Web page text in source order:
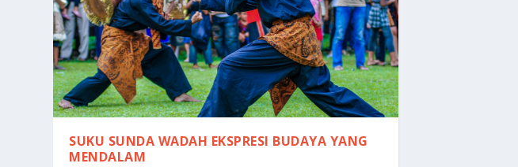
SUKU SUNDA WADAH EKSPRESI BUDAYA YANG
MENDALAM